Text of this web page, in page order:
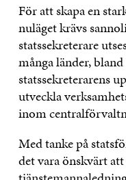
För att skapa en
nuläget krävs
statssekreterare
många länder,
statssekreterarens
utveckla
inom
Med tanke på
det vara önskvärt